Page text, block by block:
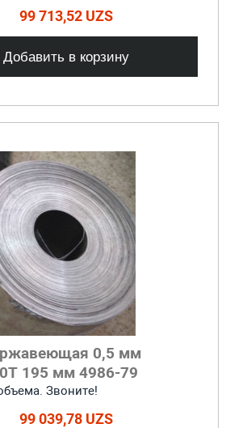
99 713,52 UZS
Добавить в корзину
0,5 мм
195 мм 4986-79
Звоните!
99 039,78 UZS